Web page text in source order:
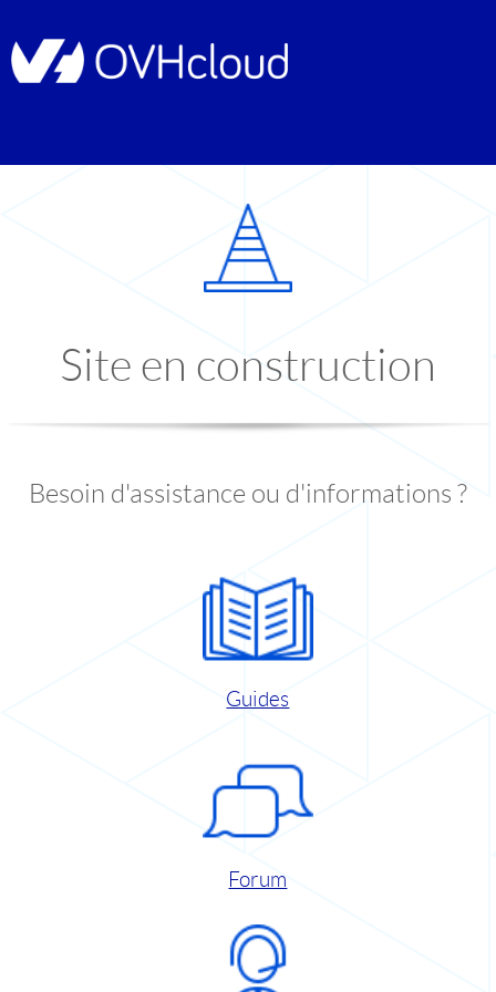
Site en construction
Besoin d'assistance ou d'informations ?
Guides
Forum